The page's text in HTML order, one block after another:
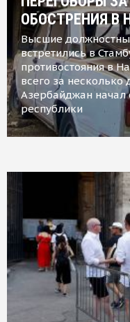
ОБОСТРЕНИЯ В
Высшие
встретились в
противостояния в
всего за несколько
Азербайджан начал
республики